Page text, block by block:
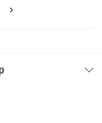
momenteel pagina